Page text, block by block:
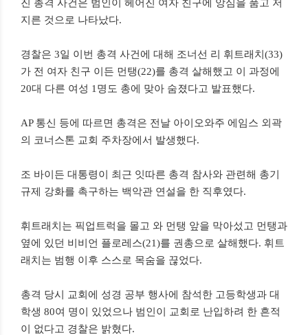
진 총격 사건은 범인이 헤어진 여자 친구에 앙심을 품고 저
지른 것으로 나타났다.
경찰은 3일 이번 총격 사건에 대해 조너선 리 휘트래치(33)
가 전 여자 친구 이든 먼탱(22)를 총격 살해했고 이 과정에
20대 다른 여성 1명도 총에 맞아 숨졌다고 발표했다.
AP 통신 등에 따르면 총격은 전날 아이오와주 에임스 외곽
의 코너스톤 교회 주차장에서 발생했다.
조 바이든 대통령이 최근 잇따른 총격 참사와 관련해 총기
규제 강화를 촉구하는 백악관 연설을 한 직후였다.
휘트래치는 픽업트럭을 몰고 와 먼탱 앞을 막아섰고 먼탱과
옆에 있던 비비언 플로레스(21)를 권총으로 살해했다. 휘트
래치는 범행 이후 스스로 목숨을 끊었다.
총격 당시 교회에 성경 공부 행사에 참석한 고등학생과 대
학생 80여 명이 있었으나 범인이 교회로 난입하려 한 흔적
이 없다고 경찰은 밝혔다.